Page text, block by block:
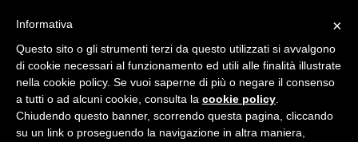
×
Informativa
Questo sito o gli strumenti terzi da questo utilizzati si avvalgono
di cookie necessari al funzionamento ed utili alle finalità illustrate
nella cookie policy. Se vuoi saperne di più o negare il consenso
a tutti o ad alcuni cookie, consulta la cookie policy
Chiudendo questo banner, scorrendo questa pagina, cliccando
su un link o proseguendo la navigazione in altra maniera,